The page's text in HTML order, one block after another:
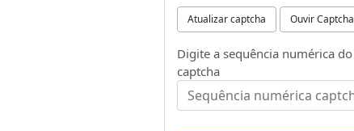
Atualizar captcha Ouvir Captcha
Digite a sequência numérica do
captcha